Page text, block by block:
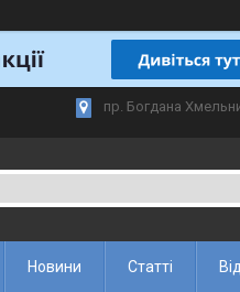
пр. Богдана
Новини Статті